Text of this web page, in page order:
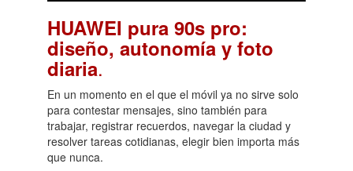
HUAWEI pura 90s pro:
diseño, autonomía y foto
diaria.
En un momento en el que el móvil ya no sirve solo
para contestar mensajes, sino también para
trabajar, registrar recuerdos, navegar la ciudad y
resolver tareas cotidianas, elegir bien importa más
que nunca.